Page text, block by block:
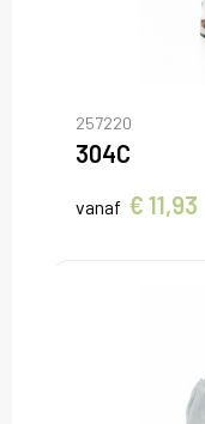
257220
304C
vanaf € 11,93